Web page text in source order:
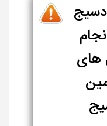
های